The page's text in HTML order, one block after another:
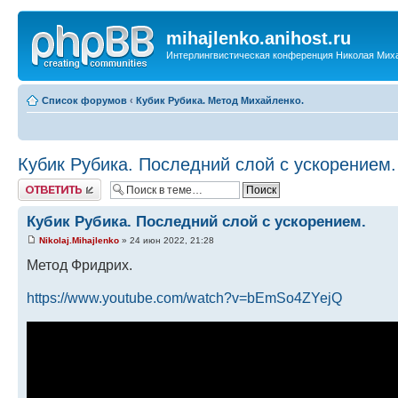
mihajlenko.anihost.ru
Интерлингвистическая конференция Николая
Список форумов ‹ Кубик Рубика. Метод Михайленко.
Кубик Рубика. Последний слой с ускорением.
Ответить
Кубик Рубика. Последний слой с ускорением.
Nikolaj.Mihajlenko » 24 июн 2022, 21:28
Метод Фридрих.
https://www.youtube.com/watch?v=bEmSo4ZYejQ